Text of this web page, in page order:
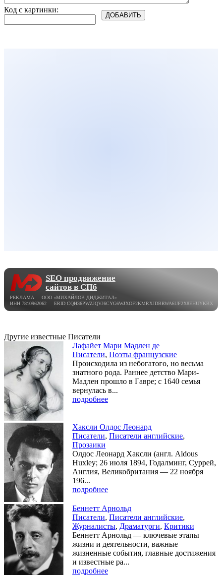
Код с картинки:
SEO продвижение
сайтов в СПб
РЕКЛАМА ООО «МИХАЙЛОВ ДИДЖИТАЛ»
ИНН 7810962062 ERID CQH36PWZJQVJ6CYG6WJXOF2KMRXJDBRWA6UF2X8EHUYKBX
Другие известные Писатели
Лафайет Мари Мадлен де
Писатели, Поэты французские
Происходила из небогатого, но весьма
знатного рода. Раннее детство Мари-
Мадлен прошло в Гавре; с 1640 семья
вернулась в...
подробнее
Хаксли Олдос Леонард
Писатели, Писатели английские,
Прозаики
Олдос Леонард Хаксли (англ. Aldous
Huxley; 26 июля 1894, Годалминг, Суррей,
Англия, Великобритания — 22 ноября
196...
подробнее
Беннетт Арнольд
Писатели, Писатели английские,
Журналисты, Драматурги, Критики
Беннетт Арнольд — ключевые этапы
жизни и деятельности, важные
жизненные события, главные достижения
и известные ра...
подробнее